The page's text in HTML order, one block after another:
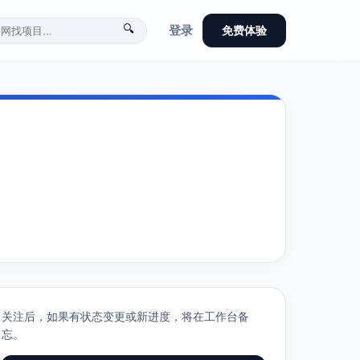
🔍 登录 免费体验
关注后，如果有状态变更或新进度，将在工作台备
忘。